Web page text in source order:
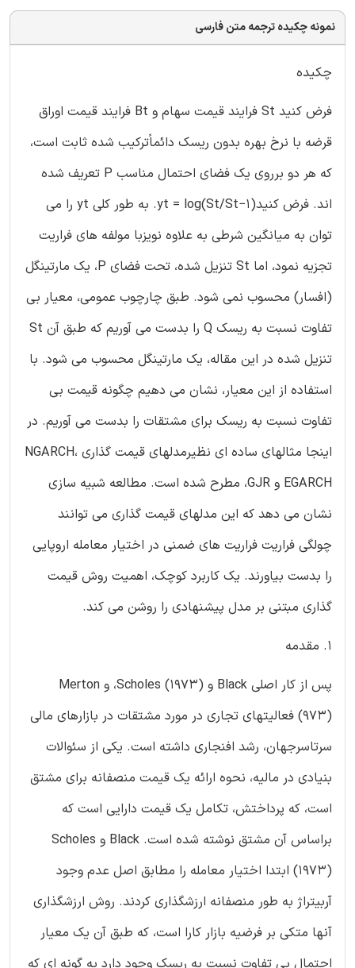
نمونه چکیده ترجمه متن فارسی
چکیده
فرض کنید St فرایند قیمت سهام و Bt فرایند قیمت اوراق
قرضه با نرخ بهره بدون ریسک دائماًترکیب شده ثابت است،
که هر دو برروی یک فضای احتمال مناسب P تعریف شده
اند. فرض کنیدyt = log(St/St−1). به طور کلی yt را می
توان به میانگین شرطی به علاوه نویزبا مولفه های فراریت
تجزیه نمود، اما St تنزیل شده، تحت فضای P، یک مارتینگل
(افسار) محسوب نمی شود. طبق چارچوب عمومی، معیار بی
تفاوت نسبت به ریسک Q را بدست می آوریم که طبق آن St
تنزیل شده در این مقاله، یک مارتینگل محسوب می شود. با
استفاده از این معیار، نشان می دهیم چگونه قیمت بی
تفاوت نسبت به ریسک برای مشتقات را بدست می آوریم. در
اینجا مثالهای ساده ای نظیرمدلهای قیمت گذاری NGARCH،
EGARCH و GJR، مطرح شده است. مطالعه شبیه سازی
نشان می دهد که این مدلهای قیمت گذاری می توانند
چولگی فراریت فراریت های ضمنی در اختیار معامله اروپایی
را بدست بیاورند. یک کاربرد کوچک، اهمیت روش قیمت
گذاری مبتنی بر مدل پیشنهادی را روشن می کند.
1. مقدمه
پس از کار اصلی Black و Scholes (1973)، و Merton
(973) فعالیتهای تجاری در مورد مشتقات در بازارهای مالی
سرتاسرجهان، رشد افنجاری داشته است. یکی از سئوالات
بنیادی در مالیه، نحوه ارائه یک قیمت منصفانه برای مشتق
است، که پرداختش، تکامل یک قیمت دارایی است که
براساس آن مشتق نوشته شده است. Black و Scholes
(1973) ابتدا اختیار معامله را مطابق اصل عدم وجود
آربیتراژ به طور منصفانه ارزشگذاری کردند. روش ارزشگذاری
آنها متکی بر فرضیه بازار کارا است، که طبق آن یک معیار
احتمال بی تفاوت نسبت به ریسک وجود دارد به گونه ای که